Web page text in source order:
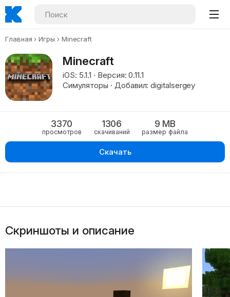
Главная Игры Minecraft
Minecraft
iOS: 5.1.1 · Версия: 0.11.1
Симуляторы · Добавил: digitalsergey
3370
просмотров
1306
скачиваний
9 MB
размер файла
Скачать
Скриншоты и описание